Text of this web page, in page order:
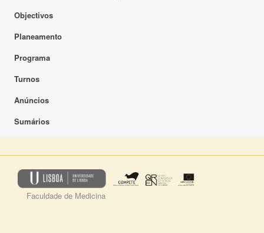
Objectivos
Planeamento
Programa
Turnos
Anúncios
Sumários
Faculdade de Medicina